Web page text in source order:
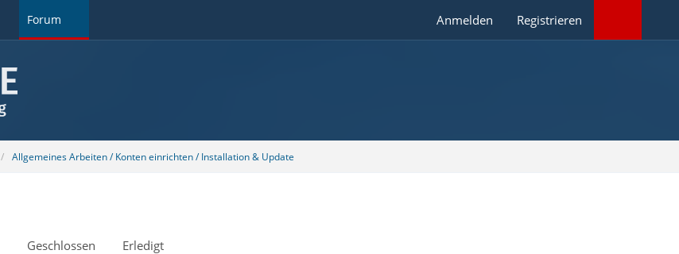
Forum Anmelden Registrieren
Allgemeines Arbeiten / Konten einrichten / Installation & Update
Geschlossen Erledigt